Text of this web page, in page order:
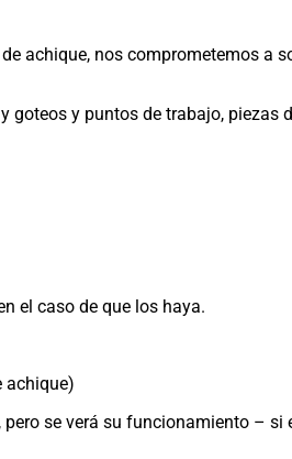
achique, nos comprometemos a
goteos y puntos de trabajo, piezas
el caso de que los haya.
achique)
se verá su funcionamiento – si